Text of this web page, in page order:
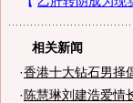
相关新闻
·香港十大钻石男择
· 陈慧琳刘建浩爱情